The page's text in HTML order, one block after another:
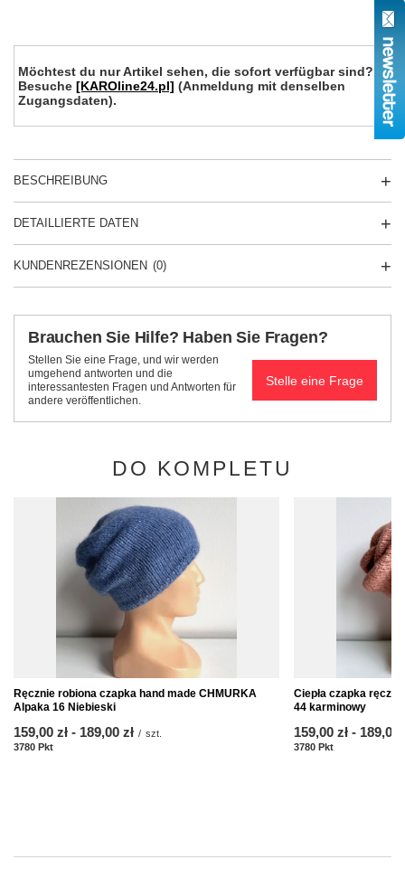
Möchtest du nur Artikel sehen, die sofort verfügbar sind?
Besuche [KAROline24.pl] (Anmeldung mit denselben
Zugangsdaten).
BESCHREIBUNG
DETAILLIERTE DATEN
KUNDENREZENSIONEN (0)
Brauchen Sie Hilfe? Haben Sie Fragen?
Stellen Sie eine Frage, und wir werden
umgehend antworten und die
interessantesten Fragen und Antworten für
andere veröffentlichen.
Stelle eine Frage
DO KOMPLETU
Ręcznie robiona czapka hand made CHMURKA
Alpaka 16 Niebieski
ab
159,00 zł - bis
189,00 zł / szt.
3780 Pkt
Ciepła czapka
44 karminowy
ab
159,00 zł - bis
189,00
3780 Pkt